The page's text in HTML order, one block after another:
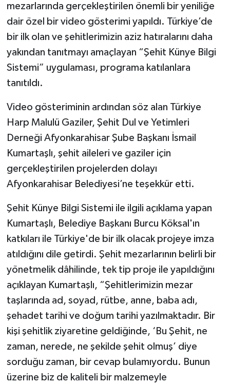
mezarlarında gerçekleştirilen önemli bir yeniliğe
dair özel bir video gösterimi yapıldı. Türkiye’de
bir ilk olan ve şehitlerimizin aziz hatıralarını daha
yakından tanıtmayı amaçlayan “Şehit Künye Bilgi
Sistemi” uygulaması, programa katılanlara
tanıtıldı.
Video gösteriminin ardından söz alan Türkiye
Harp Malulü Gaziler, Şehit Dul ve Yetimleri
Derneği Afyonkarahisar Şube Başkanı İsmail
Kumartaşlı, şehit aileleri ve gaziler için
gerçekleştirilen projelerden dolayı
Afyonkarahisar Belediyesi’ne teşekkür etti.
Şehit Künye Bilgi Sistemi ile ilgili açıklama yapan
Kumartaşlı, Belediye Başkanı Burcu Köksal'ın
katkıları ile Türkiye'de bir ilk olacak projeye imza
atıldığını dile getirdi. Şehit mezarlarının belirli bir
yönetmelik dâhilinde, tek tip proje ile yapıldığını
açıklayan Kumartaşlı, “Şehitlerimizin mezar
taşlarında ad, soyad, rütbe, anne, baba adı,
şehadet tarihi ve doğum tarihi yazılmaktadır. Bir
kişi şehitlik ziyaretine geldiğinde, ‘Bu Şehit, ne
zaman, nerede, ne şekilde şehit olmuş’ diye
sorduğu zaman, bir cevap bulamıyordu. Bunun
üzerine biz de kaliteli bir malzemeyle